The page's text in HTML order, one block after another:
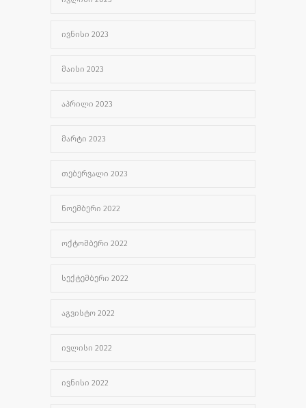
ᲘᲕᲜᲘᲡᲘ 2023
ᲛᲐᲘᲡᲘ 2023
ᲐᲞᲠᲘᲚᲘ 2023
ᲛᲐᲠᲢᲘ 2023
ᲗᲔᲑᲔᲠᲕᲐᲚᲘ 2023
ᲜᲝᲔᲛᲑᲔᲠᲘ 2022
ᲝᲥᲢᲝᲛᲑᲔᲠᲘ 2022
ᲡᲔᲥᲢᲔᲛᲑᲔᲠᲘ 2022
ᲐᲒᲕᲘᲡᲢᲝ 2022
ᲘᲕᲚᲘᲡᲘ 2022
ᲘᲕᲜᲘᲡᲘ 2022